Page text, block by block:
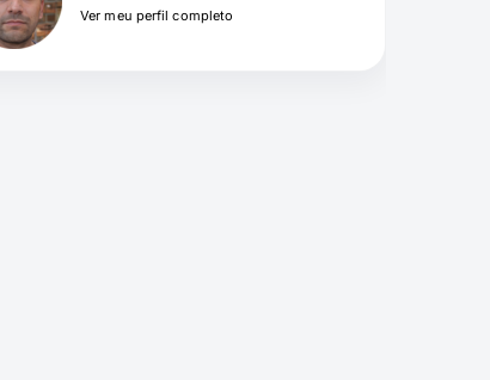
Ver meu perfil completo